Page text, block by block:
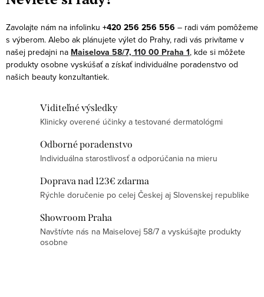
i
e
p
r
v
k
k
o
v
a
Zavolajte nám na infolinku +420 256 256 556 – radi vám pomôžeme
s výberom. Alebo ak plánujete výlet do Prahy, radi vás privítame v
našej predajni na Maiselova 58/7, 110 00 Praha 1, kde si môžete
produkty osobne vyskúšať a získať individuálne poradenstvo od
našich beauty konzultantiek.
Viditeľné výsledky
Klinicky overené účinky a testované dermatológmi
Odborné poradenstvo
Individuálna starostlivosť a odporúčania na mieru
Doprava nad 123€ zdarma
Rýchle doručenie po celej Českej aj Slovenskej republike
Showroom Praha
Navštívte nás na Maiselovej 58/7 a vyskúšajte produkty
osobne